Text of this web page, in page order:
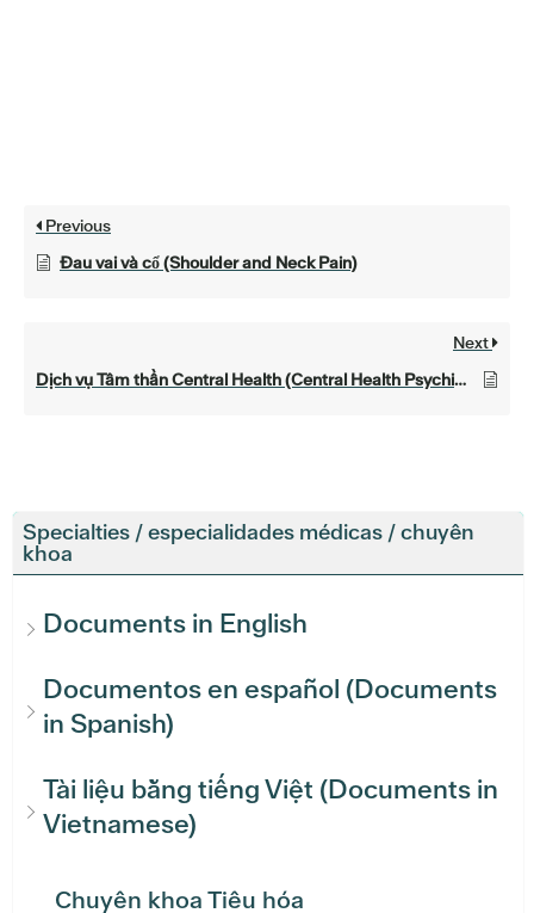
Specialties / especialidades médicas / chuyên
khoa
Documents in English
Documentos en español (Documents
in Spanish)
Tài liệu bằng tiếng Việt (Documents in
Vietnamese)
Chuyên khoa Tiêu hóa
Previous
Đau vai và cổ (Shoulder and Neck Pain)
Next
Dịch vụ Tâm thần Central Health (Central Health Psychiatric Services)